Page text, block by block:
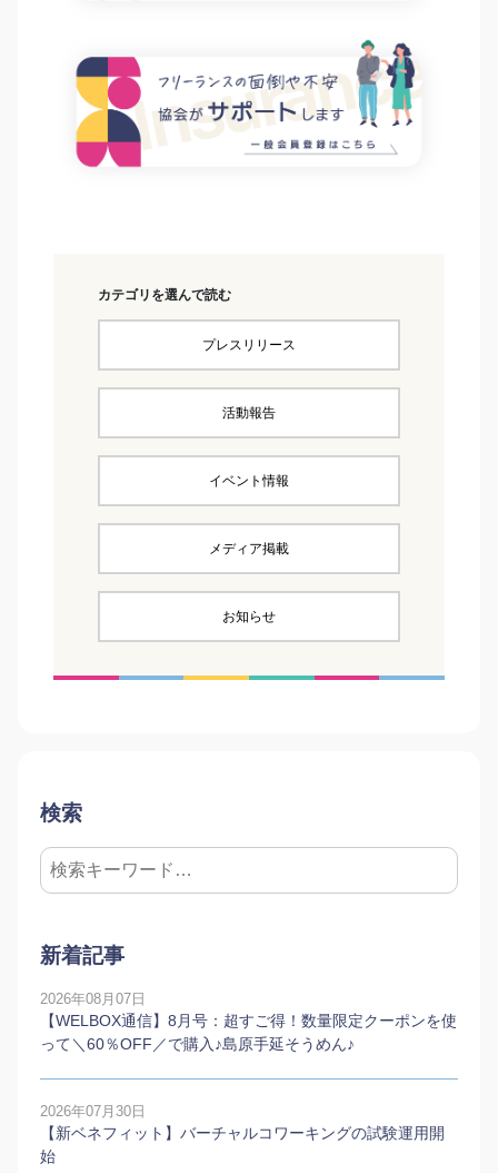
カテゴリを選んで読む
プレスリリース
活動報告
イベント情報
メディア掲載
お知らせ
検索
新着記事
2026年08月07日
【WELBOX通信】8月号：超すご得！数量限定クーポンを使
って＼60％OFF／で購入♪島原手延そうめん♪
2026年07月30日
【新ベネフィット】バーチャルコワーキングの試験運用開
始